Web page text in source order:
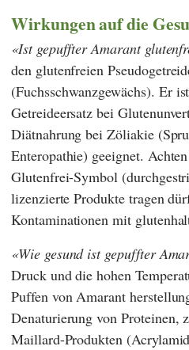
Wirkungen auf die
Ist gepuffter Amarant
den glutenfreien
(Fuchsschwanzgewächs). Er
Getreideersatz bei
Diätnahrung bei Zöliakie
Enteropathie) geeignet.
Glutenfrei-Symbol
lizenzierte Produkte tragen
Kontaminationen mit
Wie gesund ist gepuffter
Druck und die hohen
Puffen von Amarant
Denaturierung von Proteinen,
Maillard-Produkten